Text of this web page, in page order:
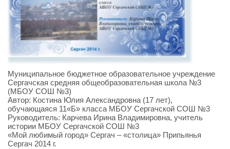
Муниципальное бюджетное образовательное учреждение
Сергачская средняя общеобразовательная школа №3
(МБОУ СОШ №3)
Автор: Костина Юлия Александровна (17 лет),
обучающаяся 11«Б» класса МБОУ Сергачской СОШ №3
Руководитель: Карчева Ирина Владимировна, учитель
истории МБОУ Сергачской СОШ №3
«Мой любимый город» Сергач – «столица» Припьянья
Сергач 2014 г.